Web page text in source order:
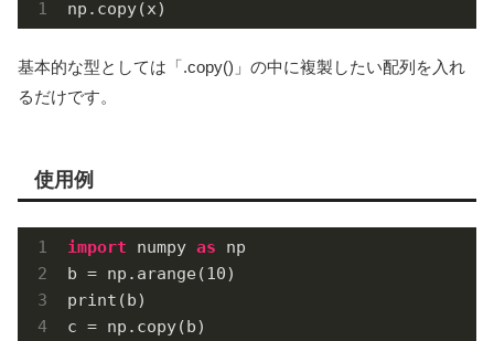
np.copy(x)
基本的な型としては「.copy()」の中に複製したい配列を入れ
るだけです。
使用例
import numpy as np
b = np.arange(10)
print(b)
c = np.copy(b)